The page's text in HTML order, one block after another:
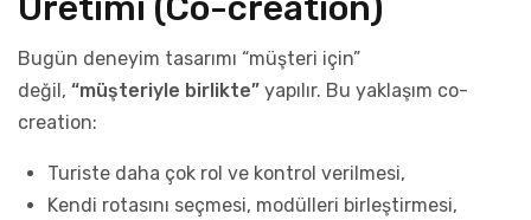
Üretimi (Co-creation)
Bugün deneyim tasarımı “müşteri için”
değil, “müşteriyle birlikte” yapılır. Bu yaklaşım co-
creation:
Turiste daha çok rol ve kontrol verilmesi,
Kendi rotasını seçmesi, modülleri birleştirmesi,